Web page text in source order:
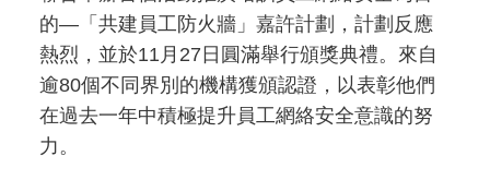
的—「共建員工防火牆」嘉許計劃，計劃反應
熱烈，並於11月27日圓滿舉行頒獎典禮。來自
逾80個不同界別的機構獲頒認證，以表彰他們
在過去一年中積極提升員工網絡安全意識的努
力。